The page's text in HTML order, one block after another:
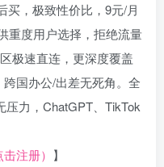
买，极致性价比，9元/月
重度用户选择，拒绝流量
极速直连，更深度覆盖
国办公/出差无死角。全
力，ChatGPT、TikTok
注册） 】